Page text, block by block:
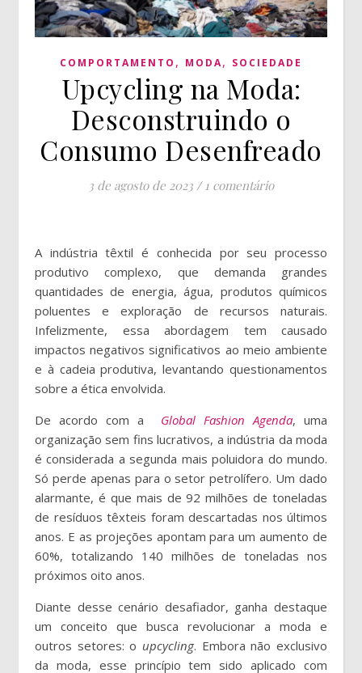
COMPORTAMENTO , MODA, SOCIEDADE
Upcycling na Moda:
Desconstruindo o
Consumo Desenfreado
3 de agosto de 2023 / 1 comentário
A indústria têxtil é conhecida por seu processo
produtivo complexo, que demanda grandes
quantidades de energia, água, produtos químicos
poluentes e exploração de recursos naturais.
Infelizmente, essa abordagem tem causado
impactos negativos significativos ao meio ambiente
e à cadeia produtiva, levantando questionamentos
sobre a ética envolvida.
De acordo com a
Global Fashion Agenda, uma
organização sem fins lucrativos, a indústria da moda
é considerada a segunda mais poluidora do mundo.
Só perde apenas para o setor petrolífero. Um dado
alarmante, é que mais de 92 milhões de toneladas
de resíduos têxteis foram descartadas nos últimos
anos. E as projeções apontam para um aumento de
60%, totalizando 140 milhões de toneladas nos
próximos oito anos.
Diante desse cenário desafiador, ganha destaque
um conceito que busca revolucionar a moda e
outros setores: o upcycling. Embora não exclusivo
da moda, esse princípio tem sido aplicado com